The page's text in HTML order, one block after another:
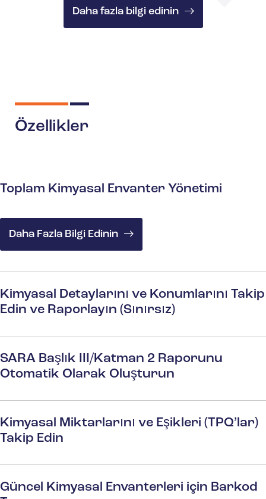
Daha fazla bilgi edinin
Toplam Kimyasal Envanter Yönetimi
Daha Fazla Bilgi Edinin
Kimyasal Detaylarını ve Konumlarını Takip
Edin ve Raporlayın (Sınırsız)
SARA Başlık III/Katman 2 Raporunu
Otomatik Olarak Oluşturun
Kimyasal Miktarlarını ve Eşikleri (TPQ’lar)
Takip Edin
Güncel Kimyasal Envanterleri için Barkod
Özellikler